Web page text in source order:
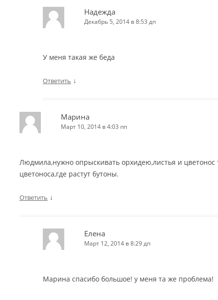
Надежда
Декабрь 5, 2014 в 8:53 дп
У меня такая же беда
Ответить ↓
Марина
Март 10, 2014 в 4:03 пп
Людмила,нужно опрыскивать орхидею,листья и цветонос
цветоноса,где растут бутоны.
Ответить ↓
Елена
Март 12, 2014 в 8:29 дп
Марина спасибо большое! у меня та же проблема!